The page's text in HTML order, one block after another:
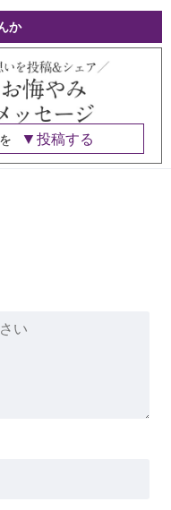
か
投稿する